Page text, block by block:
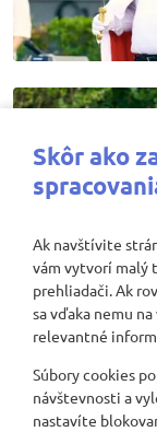
Skôr ako
Ak navštívite
vám vytvorí malý
prehliadači. Ak
sa vďaka nemu
relevantné
Súbory cookies
návštevnosti a
nastavíte